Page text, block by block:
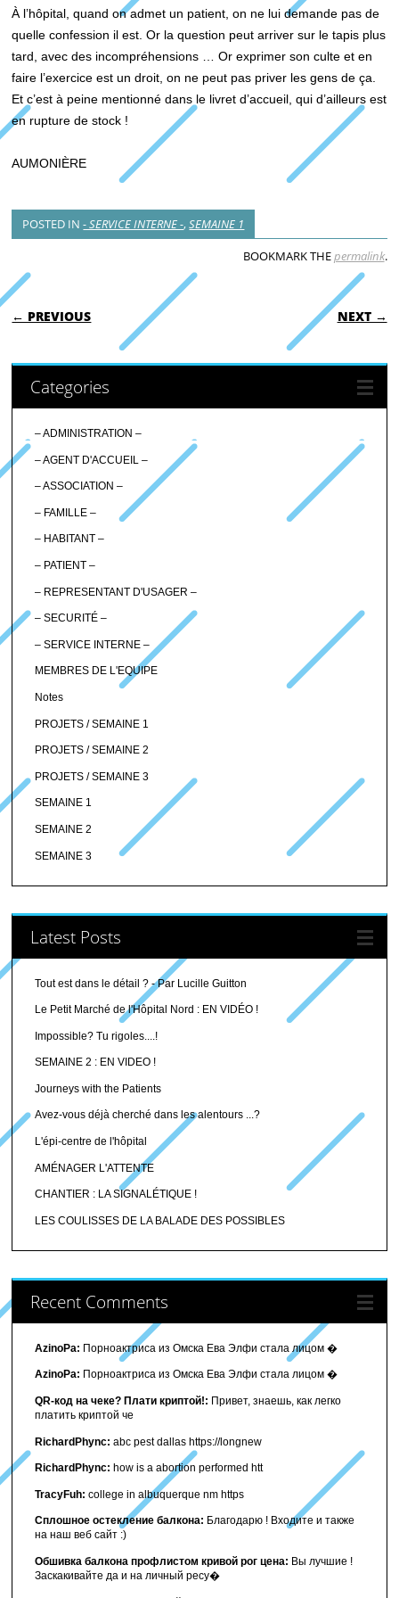
À l’hôpital, quand on admet un patient, on ne lui demande pas de
quelle confession il est. Or la question peut arriver sur le tapis plus
tard, avec des incompréhensions … Or exprimer son culte et en
faire l’exercice est un droit, on ne peut pas priver les gens de ça.
Et c’est à peine mentionné dans le livret d’accueil, qui d’ailleurs est
en rupture de stock !
AUMONIÈRE
POSTED IN- SERVICE INTERNE -,SEMAINE 1
BOOKMARK THEpermalink.
POST NAVIGATION
← PREVIOUS NEXT →
Categories
– ADMINISTRATION –
– AGENT D'ACCUEIL –
– ASSOCIATION –
– FAMILLE –
– HABITANT –
– PATIENT –
– REPRESENTANT D'USAGER –
– SECURITÉ –
– SERVICE INTERNE –
MEMBRES DE L'EQUIPE
Notes
PROJETS / SEMAINE 1
PROJETS / SEMAINE 2
PROJETS / SEMAINE 3
SEMAINE 1
SEMAINE 2
SEMAINE 3
Latest Posts
Tout est dans le détail ? - Par Lucille Guitton
Le Petit Marché de l'Hôpital Nord : EN VIDÉO !
Impossible? Tu rigoles....!
SEMAINE 2 : EN VIDEO !
Journeys with the Patients
Avez-vous déjà cherché dans les alentours ...?
L'épi-centre de l'hôpital
AMÉNAGER L'ATTENTE
CHANTIER : LA SIGNALÉTIQUE !
LES COULISSES DE LA BALADE DES POSSIBLES
Recent Comments
AzinoPa: Порноактриса из Омска Ева Элфи стала лицом �
AzinoPa: Порноактриса из Омска Ева Элфи стала лицом �
QR-код на чеке? Плати криптой!: Привет, знаешь, как легко
платить криптой че
RichardPhync: abc pest dallas https://longnew
RichardPhync: how is a abortion performed htt
TracyFuh: college in albuquerque nm https
Сплошное остекление балкона: Благодарю ! Входите и также
на наш веб сайт :)
Обшивка балкона профлистом кривой рог цена: Вы лучшие !
Заскакивайте да и на личный ресу�